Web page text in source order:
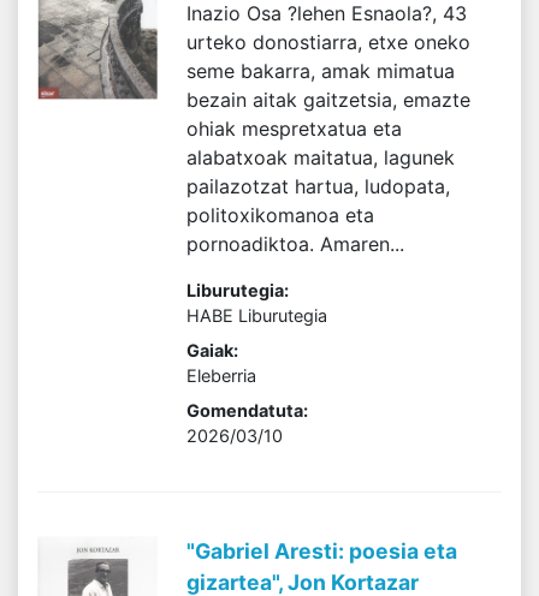
Inazio Osa ?lehen Esnaola?, 43
urteko donostiarra, etxe oneko
seme bakarra, amak mimatua
bezain aitak gaitzetsia, emazte
ohiak mespretxatua eta
alabatxoak maitatua, lagunek
pailazotzat hartua, ludopata,
politoxikomanoa eta
pornoadiktoa. Amaren...
Liburutegia:
HABE Liburutegia
Gaiak:
Eleberria
Gomendatuta:
2026/03/10
"Gabriel Aresti: poesia eta
gizartea", Jon Kortazar